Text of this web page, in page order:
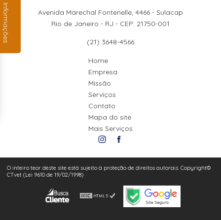
Avenida Marechal Fontenelle, 4466 - Sulacap
Rio de Janeiro - RJ - CEP: 21750-001
(21) 3648-4566
Home
Empresa
Missão
Serviços
Contato
Mapa do site
Mais Serviços
O inteiro teor deste site está sujeito à proteção de direitos autorais. Copyright©
CTvet (Lei 9610 de 19/02/1998)
Informações